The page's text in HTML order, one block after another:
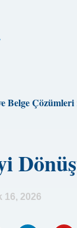
Belge Çözümleri
16, 2026